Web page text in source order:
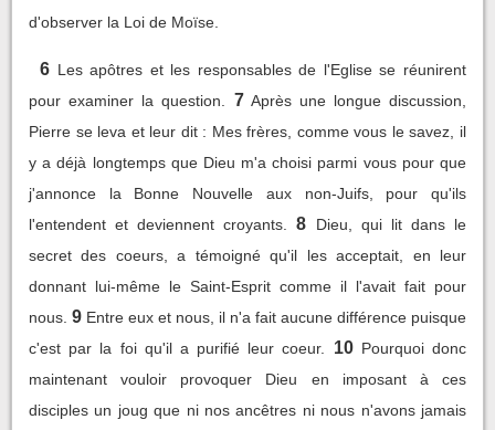
d'observer la Loi de Moïse.
6 Les apôtres et les responsables de l'Eglise se réunirent
pour examiner la question.
7 Après une longue discussion,
Pierre se leva et leur dit : Mes frères, comme vous le savez, il
y a déjà longtemps que Dieu m'a choisi parmi vous pour que
j'annonce la Bonne Nouvelle aux non-Juifs, pour qu'ils
l'entendent et deviennent croyants.
8
Dieu, qui lit dans le
secret des coeurs, a témoigné qu'il les acceptait, en leur
donnant lui-même le Saint-Esprit comme il l'avait fait pour
nous. 9 Entre eux et nous, il n'a fait aucune différence puisque
c'est par la foi qu'il a purifié leur coeur.
10 Pourquoi donc
maintenant vouloir provoquer Dieu en imposant à ces
disciples un joug que ni nos ancêtres ni nous n'avons jamais